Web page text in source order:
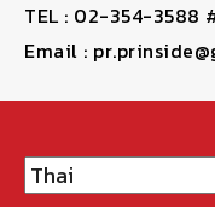
TEL : 02-354-3588
Email :